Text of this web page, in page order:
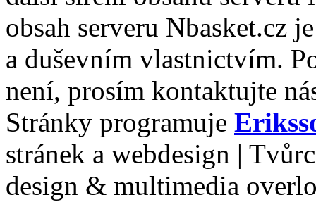
obsah serveru Nbasket.cz
a duševním vlastnictvím.
není, prosím kontaktujte
Stránky programuje
stránek a webdesign |
design & multimedia